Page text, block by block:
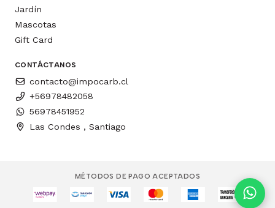
Jardín
Mascotas
Gift Card
CONTÁCTANOS
contacto@impocarb.cl
+56978482058
56978451952
Las Condes , Santiago
MÉTODOS DE PAGO ACEPTADOS